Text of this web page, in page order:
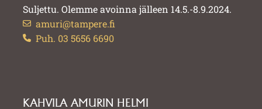
Suljettu. Olemme avoinna jälleen 14.5.-8.9.2024.
amuri@tampere.fi
Puh. 03 5656 6690
KAHVILA AMURIN HELMI